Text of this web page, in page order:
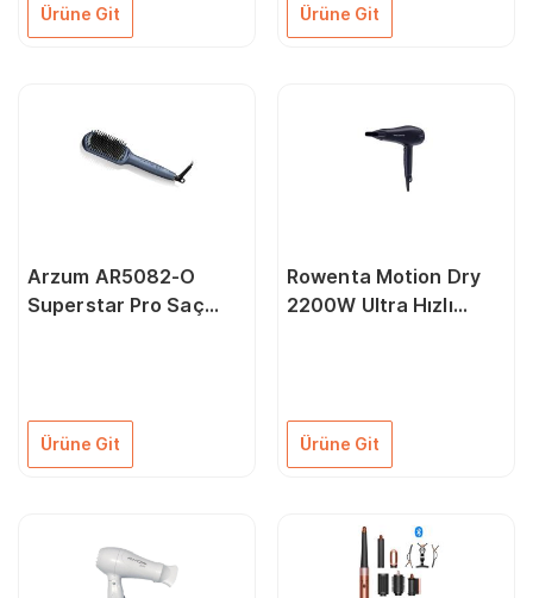
Ürüne Git Ürüne Git
Arzum AR5082-O
Superstar Pro Saç
Ürüne Git
Rowenta Motion Dry
2200W Ultra Hızlı
Ürüne Git